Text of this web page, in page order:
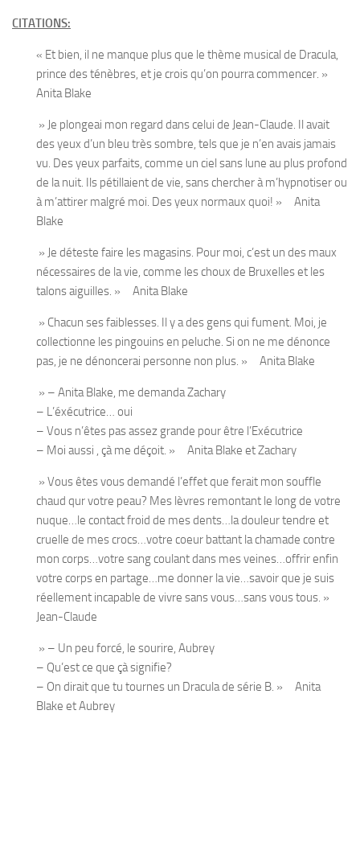
CITATIONS:
« Et bien, il ne manque plus que le thème musical de Dracula,
prince des ténèbres, et je crois qu’on pourra commencer. »
Anita Blake
» Je plongeai mon regard dans celui de Jean-Claude. Il avait
des yeux d’un bleu très sombre, tels que je n’en avais jamais
vu. Des yeux parfaits, comme un ciel sans lune au plus profond
de la nuit. Ils pétillaient de vie, sans chercher à m’hypnotiser ou
à m’attirer malgré moi. Des yeux normaux quoi! » Anita
Blake
» Je déteste faire les magasins. Pour moi, c’est un des maux
nécessaires de la vie, comme les choux de Bruxelles et les
talons aiguilles. » Anita Blake
» Chacun ses faiblesses. Il y a des gens qui fument. Moi, je
collectionne les pingouins en peluche. Si on ne me dénonce
pas, je ne dénoncerai personne non plus. » Anita Blake
» – Anita Blake, me demanda Zachary
– L’éxécutrice… oui
– Vous n’êtes pas assez grande pour être l’Exécutrice
– Moi aussi , çà me déçoit. » Anita Blake et Zachary
» Vous êtes vous demandé l’effet que ferait mon souffle
chaud qur votre peau? Mes lèvres remontant le long de votre
nuque…le contact froid de mes dents…la douleur tendre et
cruelle de mes crocs…votre coeur battant la chamade contre
mon corps…votre sang coulant dans mes veines…offrir enfin
votre corps en partage…me donner la vie…savoir que je suis
réellement incapable de vivre sans vous…sans vous tous. »
Jean-Claude
» – Un peu forcé, le sourire, Aubrey
– Qu’est ce que çà signifie?
– On dirait que tu tournes un Dracula de série B. » Anita
Blake et Aubrey